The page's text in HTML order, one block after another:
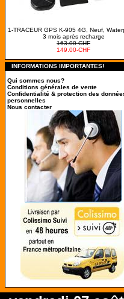
1-TRACEUR GPS K-905 4G, Neuf,
3 mois après recharge
163.00-CHF
149.00-CHF
INFORMATIONS IMPORTANTES!
Qui sommes nous?
Conditions générales de vente
Confidentialité & protection des
personnelles
Nous contacter